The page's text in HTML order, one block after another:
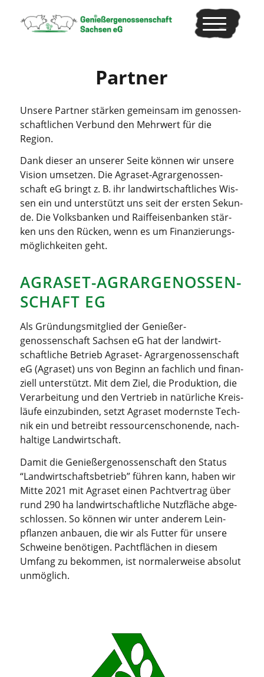
Part­ner
Unse­re Part­ner stär­ken gemein­sam im genos­sen­
schaft­li­chen Ver­bund den Mehr­wert für die
Region.
Dank die­ser an unse­rer Sei­te kön­nen wir unse­re
Visi­on umset­zen. Die Agra­set-Agrar­ge­nos­sen­
schaft eG bringt z. B. ihr land­wirt­schaft­li­ches Wis­
sen ein und unter­stützt uns seit der ers­ten Sekun­
de. Die Volks­ban­ken und Raiff­ei­sen­ban­ken stär­
ken uns den Rücken, wenn es um Finan­zie­rungs­
mög­lich­kei­ten geht.
AGRA­SET-AGRAR­GE­NOS­SEN­
SCHAFT EG
Als Grün­dungs­mit­glied der Genießer­
genossenschaft Sach­sen eG hat der land­wirt­
schaft­li­che Betrieb Agra­set- Agrar­ge­nos­sen­schaft
eG (Agra­set) uns von Beginn an fach­lich und finan­
zi­ell unter­stützt. Mit dem Ziel, die Pro­duk­ti­on, die
Ver­ar­bei­tung und den Ver­trieb in natür­li­che Kreis­
läu­fe ein­zu­bin­den, setzt Agra­set moderns­te Tech­
nik ein und betreibt res­sour­cen­scho­nen­de, nach­
hal­ti­ge Landwirtschaft.
Damit die Genießer­genossenschaft den Sta­tus
“Land­wirt­schafts­be­trieb” füh­ren kann, haben wir
Mit­te 2021 mit Agra­set einen Pacht­ver­trag über
rund 290 ha land­wirt­schaft­li­che Nutz­flä­che abge­
schlos­sen. So kön­nen wir unter ande­rem Lein­
pflan­zen anbau­en, die wir als Fut­ter für unse­re
Schwei­ne benö­ti­gen. Pacht­flä­chen in die­sem
Umfang zu bekom­men, ist nor­ma­ler­wei­se abso­lut
unmöglich.